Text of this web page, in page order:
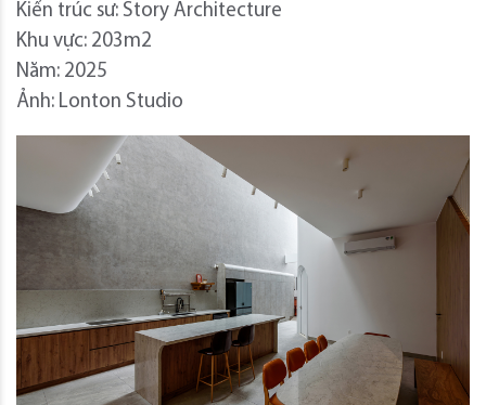
Kiến trúc sư: Story Architecture
Khu vực: 203m2
Năm: 2025
Ảnh: Lonton Studio